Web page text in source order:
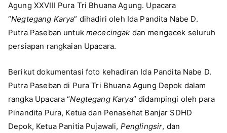
Agung XXVIII Pura Tri Bhuana Agung. Upacara
“Negtegang Karya” dihadiri oleh Ida Pandita Nabe D.
Putra Paseban untuk mececingak dan mengecek seluruh
persiapan rangkaian Upacara.
Berikut dokumentasi foto kehadiran Ida Pandita Nabe D.
Putra Paseban di Pura Tri Bhuana Agung Depok dalam
rangka Upacara “Negtegang Karya” didampingi oleh para
Pinandita Pura, Ketua dan Penasehat Banjar SDHD
Depok, Ketua Panitia Pujawali, Penglingsir, dan